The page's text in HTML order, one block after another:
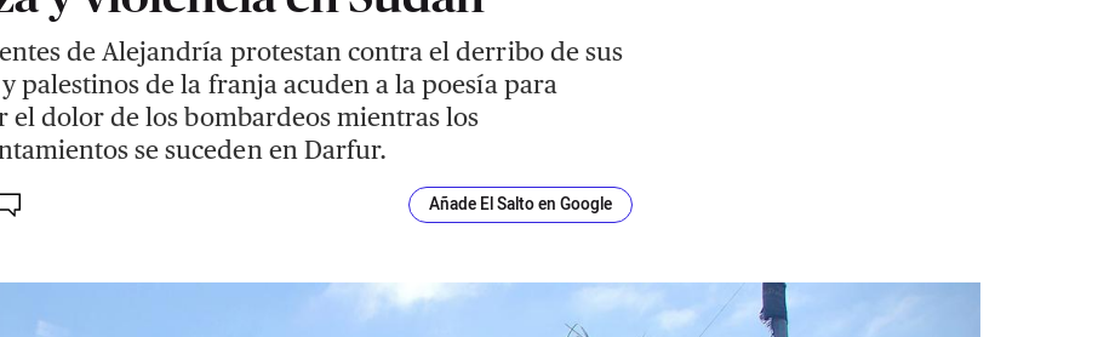
de Alejandría protestan contra el derribo de sus
y palestinos de la franja acuden a la poesía para
el dolor de los bombardeos mientras los
se suceden en Darfur.
Añade El Salto en Google